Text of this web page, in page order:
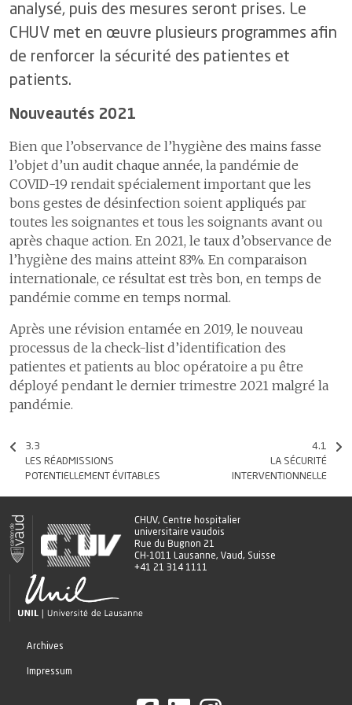
patiente ou du patient
La satisfaction des patientes
ou patients et des proches
Espace de médiation entre
patients, proches &
4.6
La gestion des événements
critiques et indésirables
L’efficacité et l’efficience des soins
Les délais de prise en charge aux urgences
Les délais de prise en charge en cas d’infarctus du myocarde
Les délais de prise en charge en cas d'accident vasculaire cérébral
Le programme ERAS pour une meilleure récupération après une
Certifications et accréditations
3.3
Prix et
distinctions
S’ouvrir au monde
partager
Activités culturelles
8
Développer les systèmes
d’information
9 Comptes
écoute et
médiation
Pratiques
travail
Égalité des
Attractivité et
marque
employeur
Soigner mieux avec moins
Aller au-delà de nos missions
Adapter notre gouvernance
analysé, puis des mesures seront prises. Le
CHUV met en œuvre plusieurs programmes afin
de renforcer la sécurité des patientes et
patients.
Nouveautés 2021
Bien que l’observance de l’hygiène des mains fasse
l’objet d’un audit chaque année, la pandémie de
COVID-19 rendait spécialement important que les
bons gestes de désinfection soient appliqués par
toutes les soignantes et tous les soignants avant ou
après chaque action. En 2021, le taux d’observance de
l’hygiène des mains atteint 83%. En comparaison
internationale, ce résultat est très bon, en temps de
pandémie comme en temps normal.
Après une révision entamée en 2019, le nouveau
processus de la check-list d’identification des
patientes et patients au bloc opératoire a pu être
déployé pendant le dernier trimestre 2021 malgré la
pandémie.
3.3
LES RÉADMISSIONS
POTENTIELLEMENT ÉVITABLES
4.1
LA SÉCURITÉ
INTERVENTIONNELLE
CHUV, Centre hospitalier
universitaire vaudois
Rue du Bugnon 21
CH-1011 Lausanne, Vaud, Suisse
+41 21 314 1111
Archives
Impressum